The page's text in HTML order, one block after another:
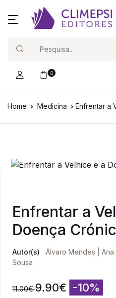
0
Home Medicina Enfrentar a
Enfrentar a
Doença
Autor(s) Álvaro Mendes Ana
Sousa
11.00€ 9.90€ -10%